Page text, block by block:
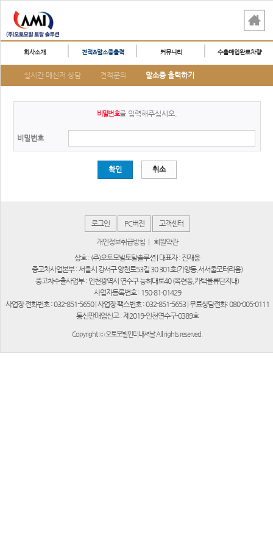
회사소개 견적&말소증출력 커뮤니티 수출매입완료차량
실시간 메신저 상담 견적문의 말소증 출력하기
비밀번호를 입력해주십시오.
비밀번호
확인 취소
로그인 PC버전 고객센터
개인정보취급방침 | 회원약관
상호 : (주)오토모빌토탈솔루션 | 대표자 : 진재웅
중고차사업본부 : 서울시 강서구 양천로53길 30 301호(가양동,서서울모터리움)
중고차수출사업부 : 인천광역시 연수구 능허대로40 (옥련동,카택물류단지내)
사업자등록번호 : 150-81-01429
사업장 전화번호 : 032-851-5650 | 사업장 팩스번호 : 032-851-5653 | 무료상담전화: 080-005-0111
통신판매업신고 : 제2019-인천연수구-0389호
Copyright ⓒ 오토모빌인터내셔날 All rights reserved.